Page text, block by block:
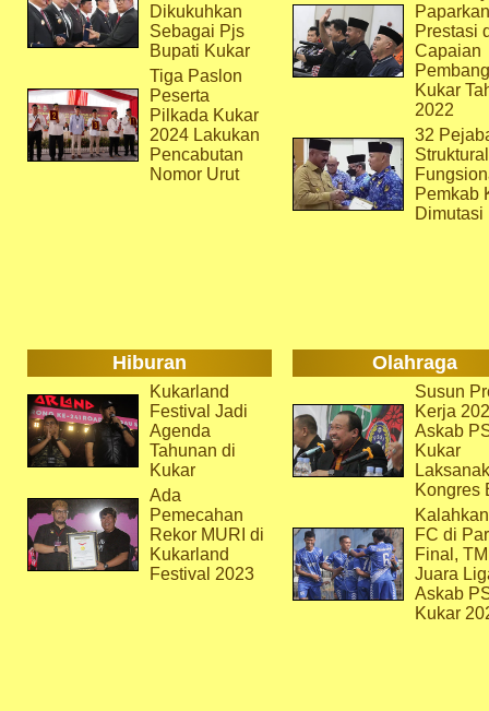
Dikukuhkan
Sebagai Pjs
Bupati Kukar
Tiga Paslon
Peserta
Pilkada Kukar
2024 Lakukan
Pencabutan
Nomor Urut
Paparkan
Prestasi
Capaian
Kukar
2022
32
Pemkab
Dimutasi
Hiburan Olahraga
Kukarland
Festival Jadi
Agenda
Tahunan di
Kukar
Ada
Pemecahan
Rekor MURI di
Kukarland
Festival 2023
Susun
Kerja
Askab
Kukar
Kongres
FC di
Final,
Juara
Askab
Kukar